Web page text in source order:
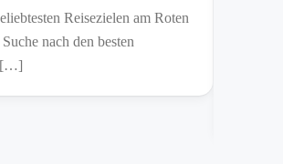
Reisezielen am Roten
nach den besten
[…]